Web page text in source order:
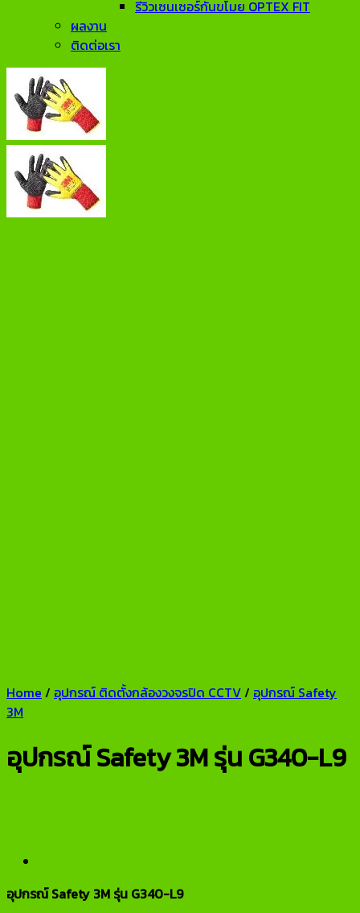
รีวิวเซนเซอร์กันขโมย OPTEX FIT
ผลงาน
ติดต่อเรา
Home / อุปกรณ์ ติดตั้งกล้องวงจรปิด CCTV/ อุปกรณ์ Safety
3M
อุปกรณ์ Safety 3M รุ่น G340-L9
อุปกรณ์ Safety 3M รุ่น G340-L9